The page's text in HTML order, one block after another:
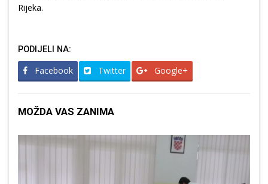
Rijeka.
PODIJELI NA:
Facebook Twitter Google+
MOŽDA VAS ZANIMA